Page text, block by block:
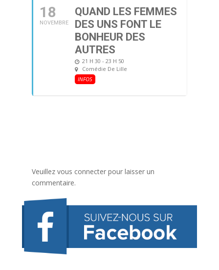
18
NOVEMBRE
QUAND LES FEMMES
DES UNS FONT LE
BONHEUR DES
AUTRES
21 H 30 - 23 H 50
Comédie De Lille
INFOS
Veuillez vous connecter pour laisser un
commentaire.